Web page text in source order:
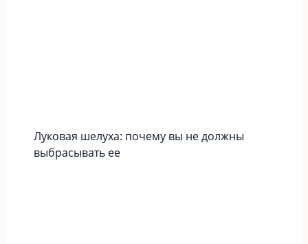
Луковая шелуха: почему вы не должны
выбрасывать ее